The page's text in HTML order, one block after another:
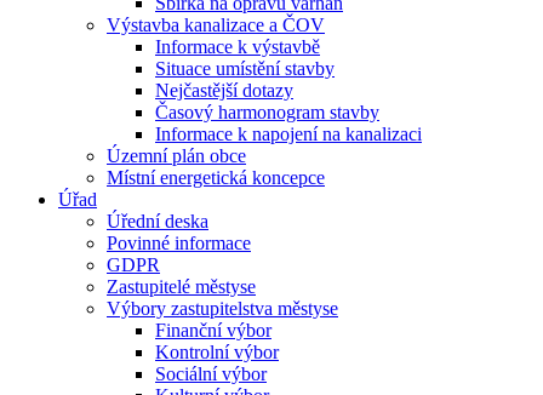
Výstavba kanalizace a ČOV
Informace k výstavbě
Situace umístění stavby
Nejčastější dotazy
Časový harmonogram stavby
Informace k napojení na kanalizaci
Územní plán obce
Místní energetická koncepce
Úřad
Úřední deska
Povinné informace
GDPR
Zastupitelé městyse
Výbory zastupitelstva městyse
Finanční výbor
Kontrolní výbor
Sociální výbor